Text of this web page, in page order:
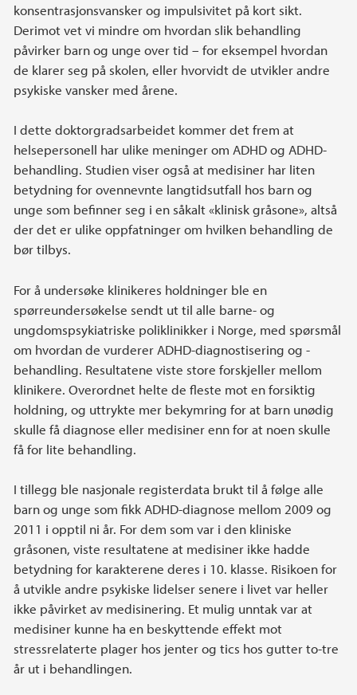
konsentrasjonsvansker og impulsivitet på kort sikt.
Derimot vet vi mindre om hvordan slik behandling
påvirker barn og unge over tid – for eksempel hvordan
de klarer seg på skolen, eller hvorvidt de utvikler andre
psykiske vansker med årene.
I dette doktorgradsarbeidet kommer det frem at
helsepersonell har ulike meninger om ADHD og ADHD-
behandling. Studien viser også at medisiner har liten
betydning for ovennevnte langtidsutfall hos barn og
unge som befinner seg i en såkalt «klinisk gråsone», altså
der det er ulike oppfatninger om hvilken behandling de
bør tilbys.
For å undersøke klinikeres holdninger ble en
spørreundersøkelse sendt ut til alle barne- og
ungdomspsykiatriske poliklinikker i Norge, med spørsmål
om hvordan de vurderer ADHD-diagnostisering og -
behandling. Resultatene viste store forskjeller mellom
klinikere. Overordnet helte de fleste mot en forsiktig
holdning, og uttrykte mer bekymring for at barn unødig
skulle få diagnose eller medisiner enn for at noen skulle
få for lite behandling.
I tillegg ble nasjonale registerdata brukt til å følge alle
barn og unge som fikk ADHD-diagnose mellom 2009 og
2011 i opptil ni år. For dem som var i den kliniske
gråsonen, viste resultatene at medisiner ikke hadde
betydning for karakterene deres i 10. klasse. Risikoen for
å utvikle andre psykiske lidelser senere i livet var heller
ikke påvirket av medisinering. Et mulig unntak var at
medisiner kunne ha en beskyttende effekt mot
stressrelaterte plager hos jenter og tics hos gutter to-tre
år ut i behandlingen.